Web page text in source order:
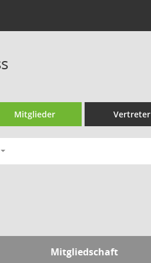
Mitglieder Vertreter
Mitgliedschaft